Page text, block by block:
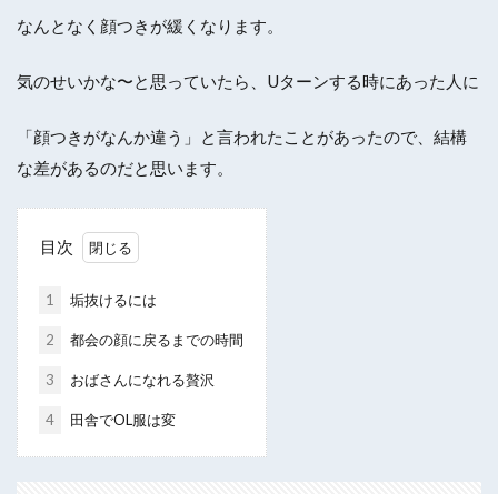
なんとなく顔つきが緩くなります。
気のせいかな〜と思っていたら、Uターンする時にあった人に
「顔つきがなんか違う」と言われたことがあったので、結構
な差があるのだと思います。
目次
1 垢抜けるには
2 都会の顔に戻るまでの時間
3 おばさんになれる贅沢
4 田舎でOL服は変